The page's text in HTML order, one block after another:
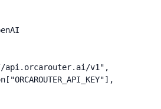
api.orcarouter.ai/v1",